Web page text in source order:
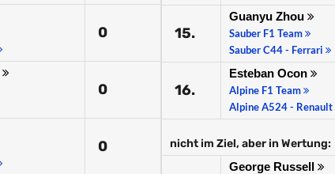
0
0
0
15.
Guanyu Zhou
Sauber F1 Team
Sauber C44 - Ferrari
16.
Esteban Ocon
Alpine F1 Team
Alpine A524 - Renault
nicht im Ziel, aber in Wertung:
George Russell